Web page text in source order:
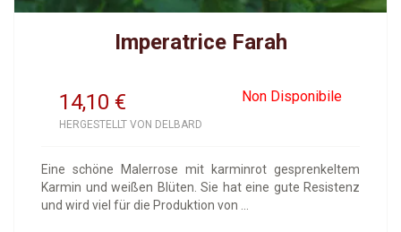
Imperatrice Farah
14,10 Non Disponibile
€
HERGESTELLT VON DELBARD
Eine schöne Malerrose mit karminrot gesprenkeltem
Karmin und weißen Blüten. Sie hat eine gute Resistenz
und wird viel für die Produktion von ...